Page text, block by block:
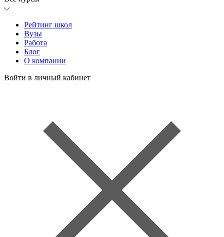
Рейтинг школ
Вузы
Работа
Блог
О компании
Войти в личный кабинет